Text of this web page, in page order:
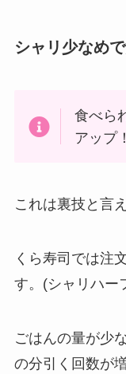
シャリ少なめ
食べら
アップ！
これは裏技と言
くら寿司では注
す。(シャリハー
ごはんの量が少
の分引く回数が